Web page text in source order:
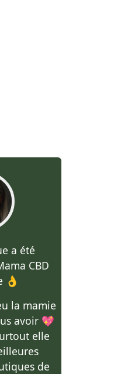
a été
CBD
👌
la mamie
avoir 💖
elle
de